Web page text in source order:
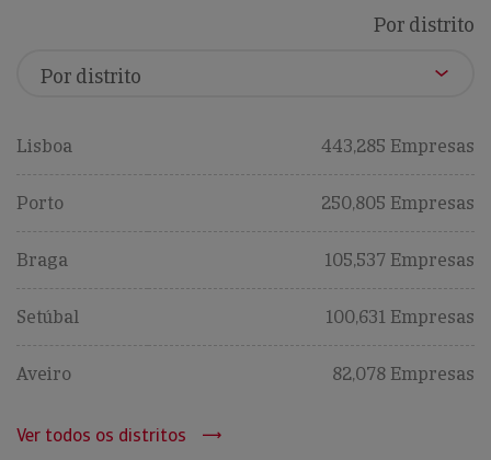
Por distrito
Lisboa 443,285 Empresas
Porto 250,805 Empresas
Braga 105,537 Empresas
Setúbal 100,631 Empresas
Aveiro 82,078 Empresas
Ver todos os distritos